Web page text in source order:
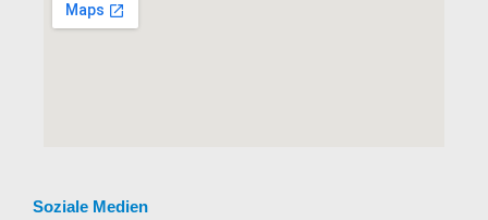
Soziale Medien